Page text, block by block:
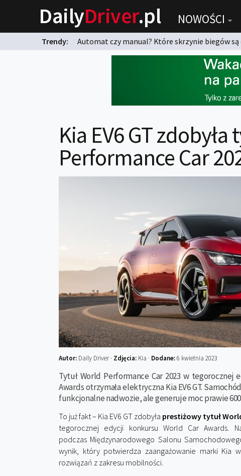
DailyDriver.pl NOWOŚCI
Trendy: Automat czy manual? Które skrzynie biegów są
Kia EV6 GT zdobyła
Performance Car
Autor: Daily Driver · Zdjęcia: Kia · Dodane:6 kwietnia 2023
Tytuł World Performance Car 2023 w tegorocznej
Awards otrzymała elektryczna Kia EV6 GT.
funkcjonalne nadwozie, ale generuje moc prawie
To już fakt – Kia EV6 GT zdobyła prestiżowy tytuł
tegorocznej edycji konkursu World Car Awards.
podczas Międzynarodowego Salonu
wynik, który potwierdza zaangażowanie marki Kia
rozwiązań z zakresu mobilności.